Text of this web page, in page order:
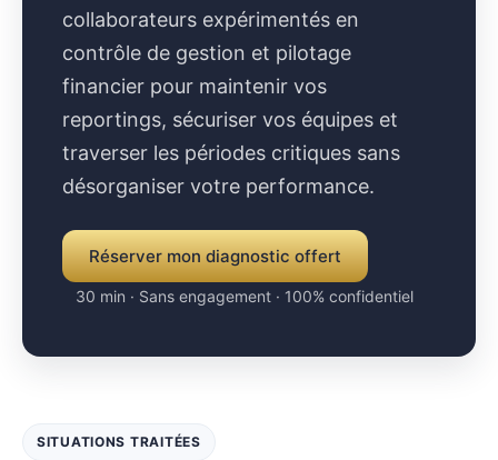
collaborateurs expérimentés en
contrôle de gestion et pilotage
financier pour maintenir vos
reportings, sécuriser vos équipes et
traverser les périodes critiques sans
désorganiser votre performance.
Réserver mon diagnostic offert
30 min · Sans engagement · 100% confidentiel
SITUATIONS TRAITÉES